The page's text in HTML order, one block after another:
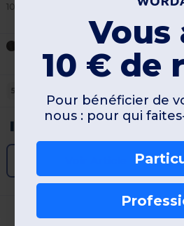
100% polyester
50x26x30cm. 32 litres
Vous
10 € de
Pour bénéficier de
nous : pour qui